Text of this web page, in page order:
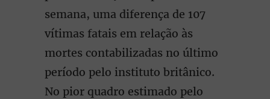
semana, uma diferença de 107
vítimas fatais em relação às
mortes contabilizadas no último
período pelo instituto britânico.
No pior quadro estimado pelo